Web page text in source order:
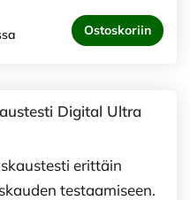
Ostoskoriin
Digital Ultra
erittäin
testaamiseen.